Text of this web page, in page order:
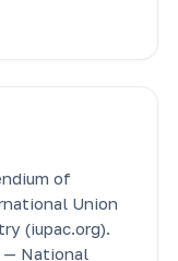
of
Union
(iupac.org).
— National